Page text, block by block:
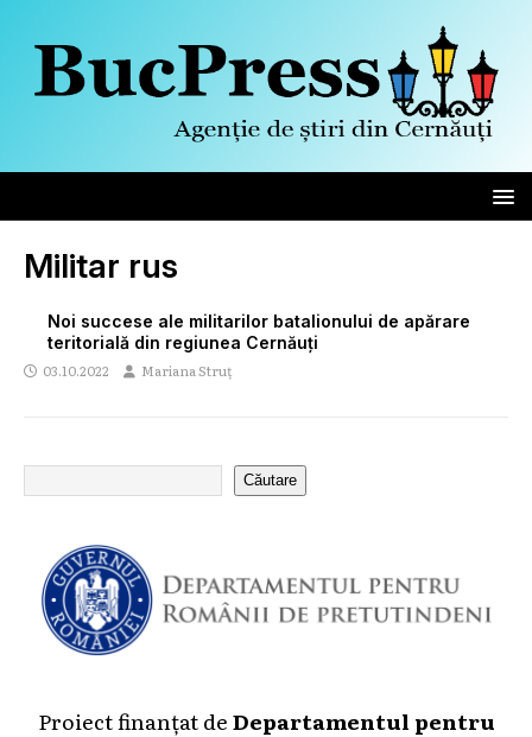
Militar rus
Noi succese ale militarilor batalionului de apărare
teritorială din regiunea Cernăuți
03.10.2022 Mariana Struț
Căutare
Proiect finanțat deDepartamentul pentru